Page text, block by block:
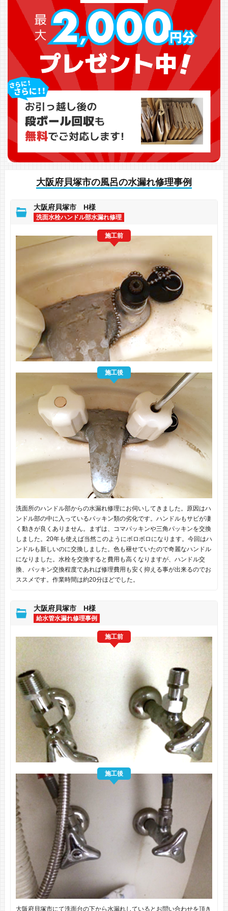
大阪府貝塚市の風呂の水漏れ修理事例
大阪府貝塚市 H様
洗面水栓ハンドル部水漏れ修理
施工前
施工後
洗面所のハンドル部からの水漏れ修理にお伺いしてきました。原因はハ
ンドル部の中に入っているパッキン類の劣化です。ハンドルもサビが凄
く動きが良くありません。まずは、コマパッキンや三角パッキンを交換
しました。20年も使えば当然このようにボロボロになります。今回はハ
ンドルも新しいのに交換しました。色も褪せていたので奇麗なハンドル
になりました。水栓を交換すると費用も高くなりますが、ハンドル交
換、パッキン交換程度であれば修理費用も安く抑える事が出来るのでお
ススメです。作業時間は約20分ほどでした。
大阪府貝塚市 H様
給水管水漏れ修理事例
施工前
施工後
大阪府貝塚市にて洗面台の下から水漏れしているとお問い合わせを頂き